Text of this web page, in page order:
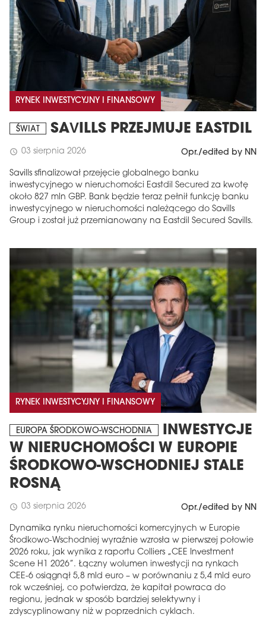
RYNEK INWESTYCYJNY I FINANSOWY
ŚWIAT SAVILLS PRZEJMUJE EASTDIL
schedule 03 sierpnia 2026 Opr./edited by NN
Savills sfinalizował przejęcie globalnego banku
inwestycyjnego w nieruchomości Eastdil Secured za kwotę
około 827 mln GBP. Bank będzie teraz pełnił funkcję banku
inwestycyjnego w nieruchomości należącego do Savills
Group i został już przemianowany na Eastdil Secured Savills.
RYNEK INWESTYCYJNY I FINANSOWY
EUROPA ŚRODKOWO-WSCHODNIA
INWESTYCJE
W NIERUCHOMOŚCI W EUROPIE
ŚRODKOWO-WSCHODNIEJ STALE
ROSNĄ
schedule 03 sierpnia 2026 Opr./edited by NN
Dynamika rynku nieruchomości komercyjnych w Europie
Środkowo-Wschodniej wyraźnie wzrosła w pierwszej połowie
2026 roku, jak wynika z raportu Colliers „CEE Investment
Scene H1 2026”. Łączny wolumen inwestycji na rynkach
CEE-6 osiągnął 5,8 mld euro – w porównaniu z 5,4 mld euro
rok wcześniej, co potwierdza, że ​​kapitał powraca do
regionu, jednak w sposób bardziej selektywny i
zdyscyplinowany niż w poprzednich cyklach.